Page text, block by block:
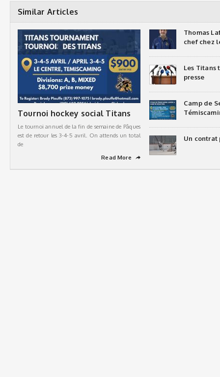
Similar Articles
Tournoi hockey social Titans
Le tournoi annuel de la fin de semaine de Pâques
est de retour les 3-4-5 avril. On attends un total
de
Read More
➦
Thomas
chef chez
Les Titans
presse
Camp de
Un contrat